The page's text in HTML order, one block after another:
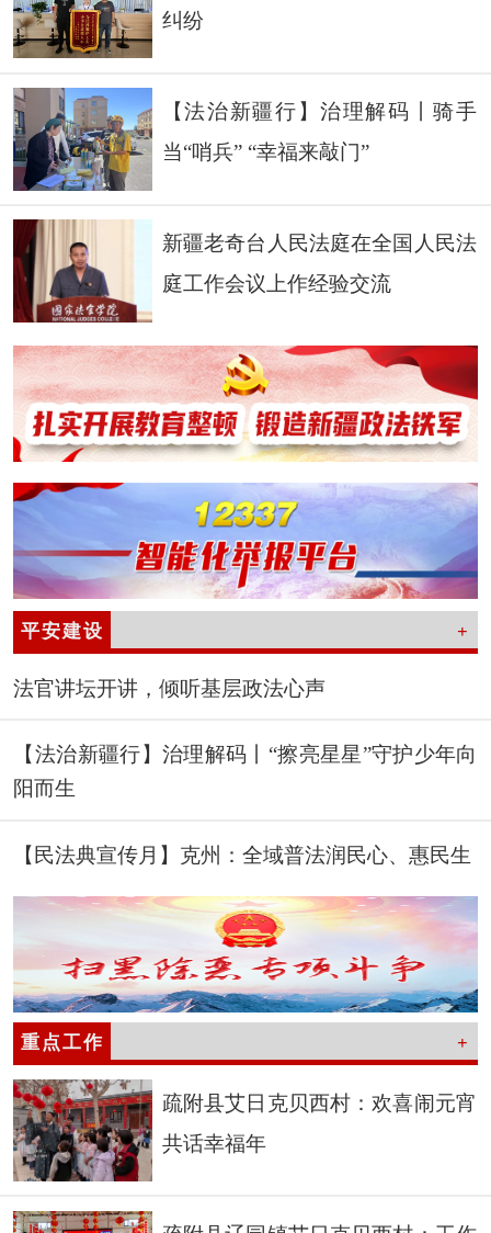
纠纷
【法治新疆行】治理解码丨骑手
当“哨兵” “幸福来敲门”
新疆老奇台人民法庭在全国人民法
庭工作会议上作经验交流
平安建设 +
法官讲坛开讲，倾听基层政法心声
【法治新疆行】治理解码丨“擦亮星星”守护少年向
阳而生
【民法典宣传月】克州：全域普法润民心、惠民生
重点工作 +
疏附县艾日克贝西村：欢喜闹元宵
共话幸福年